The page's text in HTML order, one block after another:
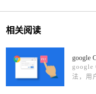
相关阅读
google
法，用